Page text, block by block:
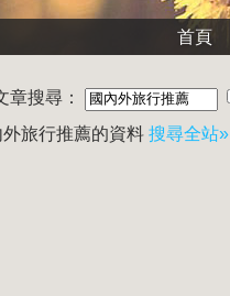
首頁
章搜尋：
外旅行推薦的資料 搜尋全站»